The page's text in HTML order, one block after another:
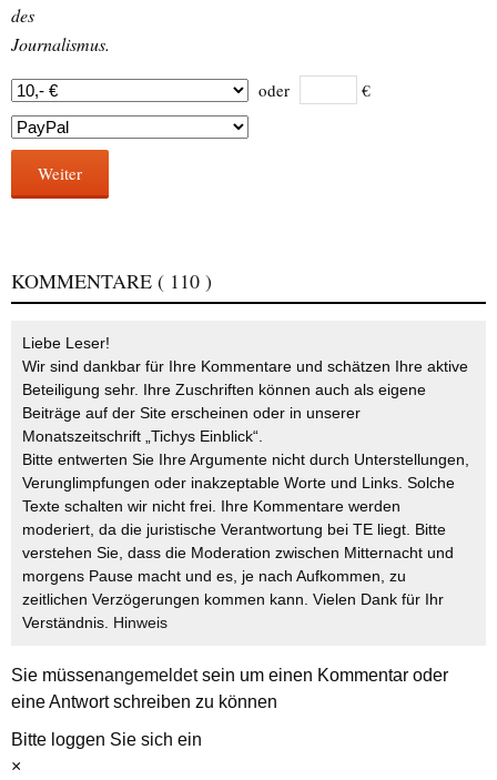
des
Journalismus.
oder €
Weiter
KOMMENTARE ( 110 )
Liebe Leser!
Wir sind dankbar für Ihre Kommentare und schätzen Ihre aktive
Beteiligung sehr. Ihre Zuschriften können auch als eigene
Beiträge auf der Site erscheinen oder in unserer
Monatszeitschrift „Tichys Einblick“.
Bitte entwerten Sie Ihre Argumente nicht durch Unterstellungen,
Verunglimpfungen oder inakzeptable Worte und Links. Solche
Texte schalten wir nicht frei. Ihre Kommentare werden
moderiert, da die juristische Verantwortung bei TE liegt. Bitte
verstehen Sie, dass die Moderation zwischen Mitternacht und
morgens Pause macht und es, je nach Aufkommen, zu
zeitlichen Verzögerungen kommen kann. Vielen Dank für Ihr
Verständnis. Hinweis
Sie müssenangemeldetsein um einen Kommentar oder
eine Antwort schreiben zu können
Bitte loggen Sie sich ein
×